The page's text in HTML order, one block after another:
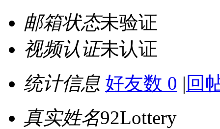
邮箱状态未验证
视频认证未认证
统计信息 好友数 0 | 回
真实姓名92Lottery